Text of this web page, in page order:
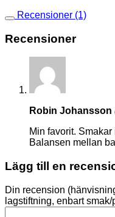
Recensioner (1)
Recensioner
Robin Johansson
Min favorit.
Balansen mellan
Lägg till en
Din recension
lagstiftning, enbart smak/